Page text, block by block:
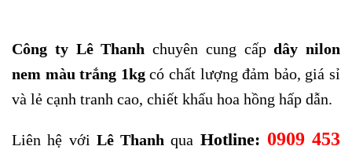
Công ty Lê Thanh chuyên cung cấpdây nilon
nem màu trắng 1kgcó chất lượng đảm bảo, giá sỉ
và lẻ cạnh tranh cao, chiết khấu hoa hồng hấp dẫn.
Liên hệ với Lê Thanh qua Hotline: 0909 453